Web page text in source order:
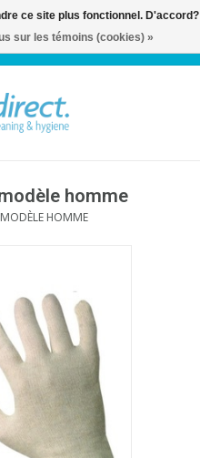
0 Articles
homme
HOMME
ce site plus fonctionnel. D'accord?
sur les témoins (cookies) »